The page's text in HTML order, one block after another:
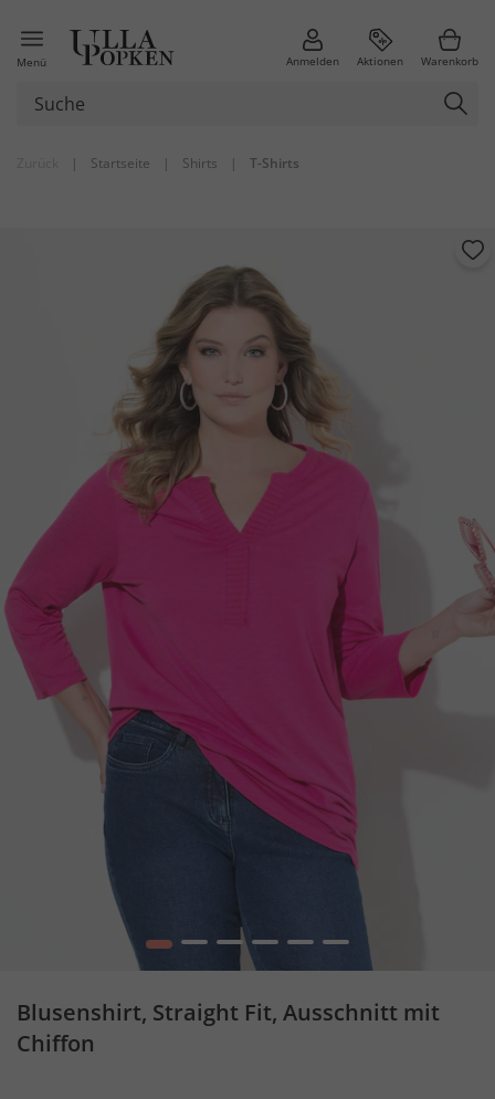
Menü Anmelden Aktionen Warenkorb
| Startseite | Shirts | T-Shirts
1 2 3 4 5 6
Blusenshirt, Straight Fit, Ausschnitt mit
Chiffon